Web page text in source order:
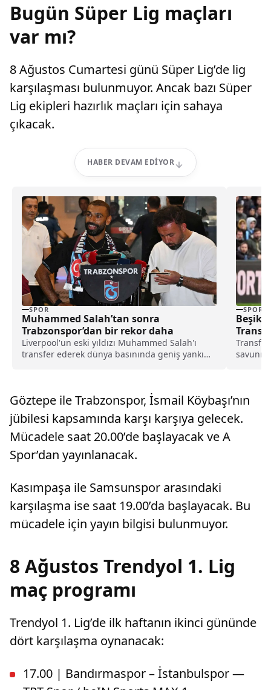
Bugün Süper Lig maçları
var mı?
8 Ağustos Cumartesi günü Süper Lig’de lig
karşılaşması bulunmuyor. Ancak bazı Süper
Lig ekipleri hazırlık maçları için sahaya
çıkacak.
HABER DEVAM EDIYOR
SPOR
Muhammed Salah’tan sonra
Trabzonspor’dan bir rekor daha
Liverpool'un eski yıldızı Muhammed Salah'ı
transfer ederek dünya basınında geniş yankı
açıkladı.
SPOR
Transfer
Göztepe ile Trabzonspor, İsmail Köybaşı’nın
jübilesi kapsamında karşı karşıya gelecek.
Mücadele saat 20.00’de başlayacak ve A
Spor’dan yayınlanacak.
Kasımpaşa ile Samsunspor arasındaki
karşılaşma ise saat 19.00’da başlayacak. Bu
mücadele için yayın bilgisi bulunmuyor.
8 Ağustos Trendyol 1. Lig
maç programı
Trendyol 1. Lig’de ilk haftanın ikinci gününde
dört karşılaşma oynanacak:
17.00 | Bandırmaspor – İstanbulspor —